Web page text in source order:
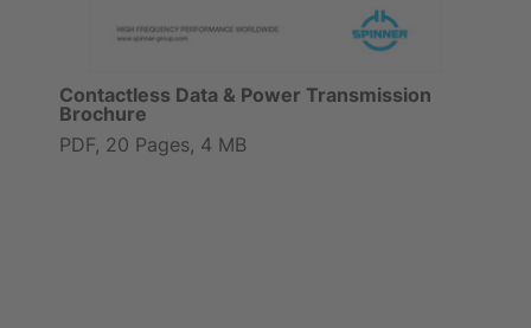
Contactless Data & Power Transmission
Brochure
PDF, 20 Pages, 4 MB